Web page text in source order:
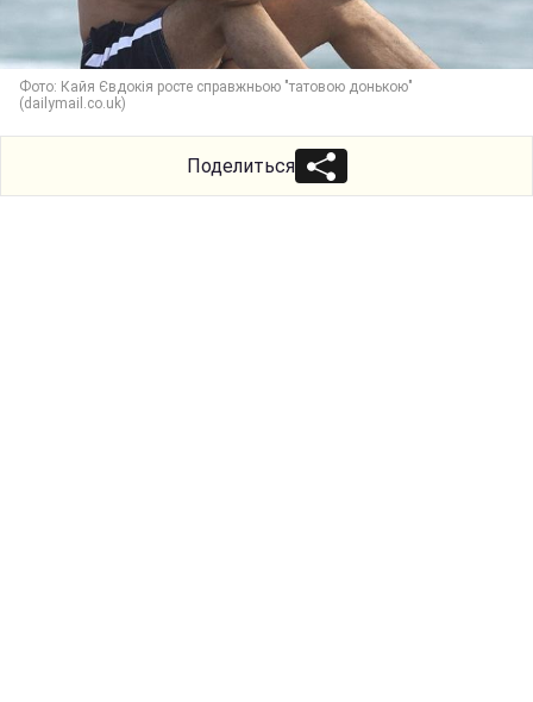
Фото: Кайя Євдокія росте справжньою "татовою донькою"
(dailymail.co.uk)
Поделиться